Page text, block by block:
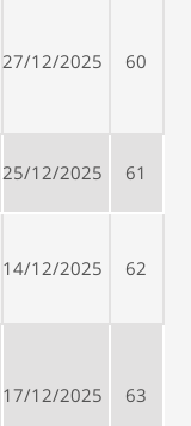
60
27/12/2025
61
25/12/2025
62
14/12/2025
63
17/12/2025